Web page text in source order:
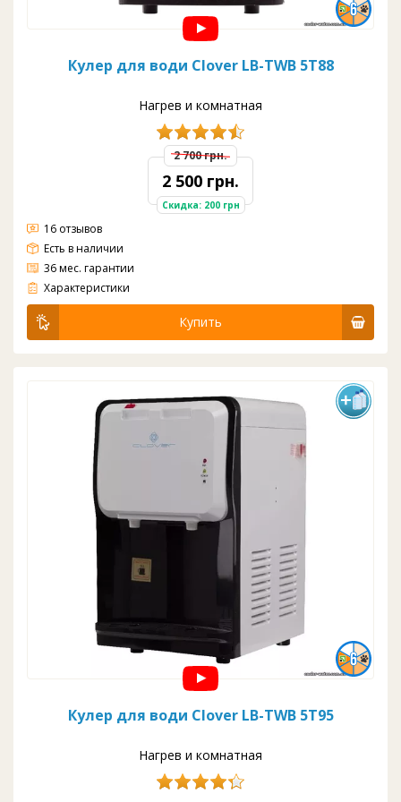
Кулер для води Clover LB-TWB 5T88
Нагрев и комнатная
2 700 грн.
2 500 грн.
Скидка: 200 грн
16 отзывов
Есть в наличии
36 мес. гарантии
Без охлаждения
Загрузка: верхняя
Вода: гор/комн
Краны: нажим кружкой
Цвет: белый
Производительность Гор.: 5 л/ч
Производительность Хол.: 0 л/ч
Ёмкость бака Гор. и Хол.: 0,8 л и 0 л.
Характеристики
Купить
Кулер для води Clover LB-TWB 5T95
Нагрев и комнатная